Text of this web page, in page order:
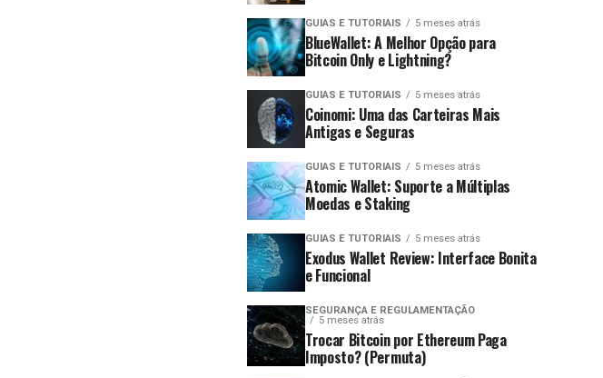
GUIAS E TUTORIAIS 5 meses atrás
BlueWallet: A Melhor Opção para
Bitcoin Only e Lightning?
GUIAS E TUTORIAIS 5 meses atrás
Coinomi: Uma das Carteiras Mais
Antigas e Seguras
GUIAS E TUTORIAIS 5 meses atrás
Atomic Wallet: Suporte a Múltiplas
Moedas e Staking
GUIAS E TUTORIAIS 5 meses atrás
Exodus Wallet Review: Interface Bonita
e Funcional
SEGURANÇA E REGULAMENTAÇÃO
5 meses atrás
Trocar Bitcoin por Ethereum Paga
Imposto? (Permuta)